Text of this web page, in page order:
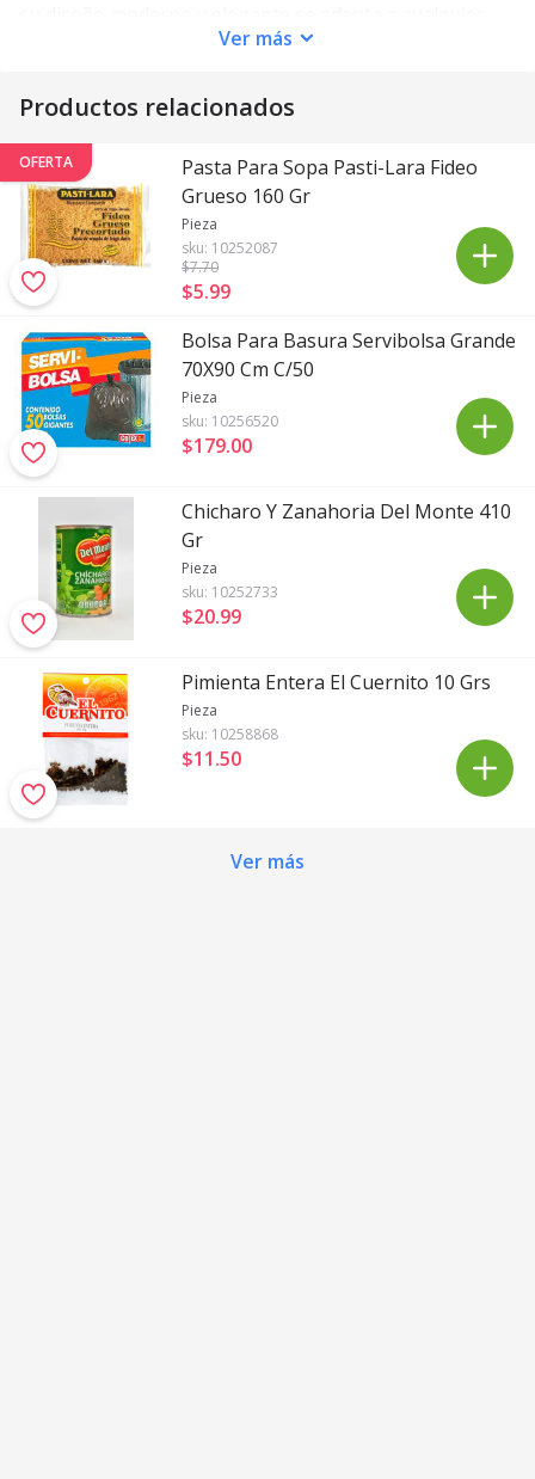
baño. El papel higiénico Vogue 6 Rollos 600 es la mejor
Ver más
Productos relacionados
OFERTA
Pasta Para Sopa Pasti-Lara Fideo
Grueso 160 Gr
Pieza
sku: 10252087
$7.70
$5.99
Bolsa Para Basura Servibolsa Grande
70X90 Cm C/50
Pieza
sku: 10256520
$179.00
Chicharo Y Zanahoria Del Monte 410
Gr
Pieza
sku: 10252733
$20.99
Pimienta Entera El Cuernito 10 Grs
Pieza
sku: 10258868
$11.50
Ver más